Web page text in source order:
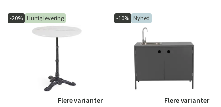
-20% Hurtig levering
Flere varianter
-10% Nyhed
Flere varianter